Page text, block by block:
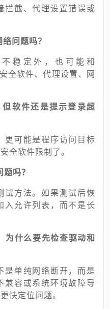
拦截、代理设置错误或
问题吗？
稳定外，也可能和
全软件、代理设置、网
软件还是提示登录超
更可能是程序访问目标
全软件限制了。
吗？
试方法。如果测试后恢
入允许列表，而不是长
什么要先检查驱动和
是单纯网络断开，而是
兼容或系统环境故障导
快定位问题。